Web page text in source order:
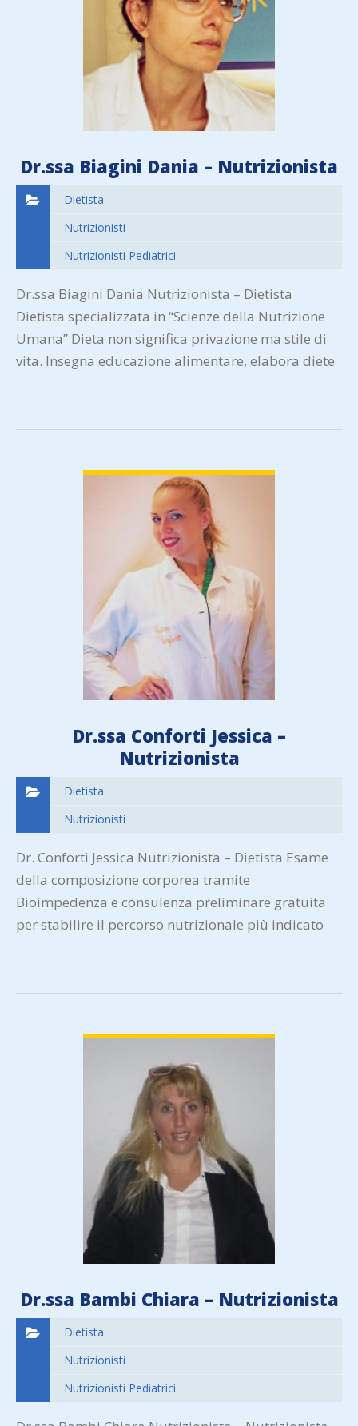
Dr.ssa Biagini Dania – Nutrizionista
Dietista
Nutrizionisti
Nutrizionisti Pediatrici
Dr.ssa Biagini Dania Nutrizionista – Dietista
Dietista specializzata in “Scienze della Nutrizione
Umana” Dieta non significa privazione ma stile di
vita. Insegna educazione alimentare, elabora diete
Dr.ssa Conforti Jessica –
Nutrizionista
Dietista
Nutrizionisti
Dr. Conforti Jessica Nutrizionista – Dietista Esame
della composizione corporea tramite
Bioimpedenza e consulenza preliminare gratuita
per stabilire il percorso nutrizionale più indicato
Dr.ssa Bambi Chiara – Nutrizionista
Dietista
Nutrizionisti
Nutrizionisti Pediatrici